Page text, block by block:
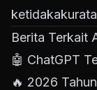
Berita Terkait
🤖 ChatGPT
🔥 2026